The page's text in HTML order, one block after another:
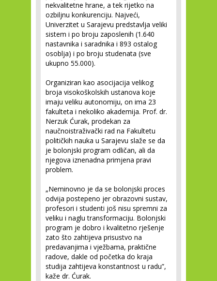
nekvalitetne hrane, a tek rijetko na
ozbiljnu konkurenciju. Najveći,
Univerzitet u Sarajevu predstavlja veliki
sistem i po broju zaposlenih (1.640
nastavnika i saradnika i 893 ostalog
osoblja) i po broju studenata (sve
ukupno 55.000).
Organiziran kao asocijacija velikog
broja visokoškolskih ustanova koje
imaju veliku autonomiju, on ima 23
fakulteta i nekoliko akademija. Prof. dr.
Nerzuk Ćurak, prodekan za
naučnoistraživački rad na Fakultetu
političkih nauka u Sarajevu slaže se da
je bolonjski program odličan, ali da
njegova iznenadna primjena pravi
problem.
„Neminovno je da se bolonjski proces
odvija postepeno jer obrazovni sustav,
profesori i studenti još nisu spremni za
veliku i naglu transformaciju. Bolonjski
program je dobro i kvalitetno rješenje
zato što zahtijeva prisustvo na
predavanjima i vježbama, praktične
radove, dakle od početka do kraja
studija zahtijeva konstantnost u radu”,
kaže dr. Ćurak.